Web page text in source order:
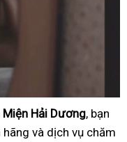
Hải Dương, bạn
và dịch vụ chăm